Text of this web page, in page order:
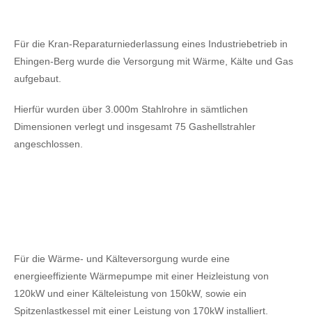
Für die Kran-Reparaturniederlassung eines Industriebetrieb in
Ehingen-Berg wurde die Versorgung mit Wärme, Kälte und Gas
aufgebaut.
Hierfür wurden über 3.000m Stahlrohre in sämtlichen
Dimensionen verlegt und insgesamt 75 Gashellstrahler
angeschlossen.
Für die Wärme- und Kälteversorgung wurde eine
energieeffiziente Wärmepumpe mit einer Heizleistung von
120kW und einer Kälteleistung von 150kW, sowie ein
Spitzenlastkessel mit einer Leistung von 170kW installiert.